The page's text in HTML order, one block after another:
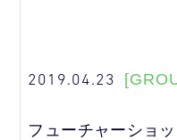
2019.04.23
フューチャーショ